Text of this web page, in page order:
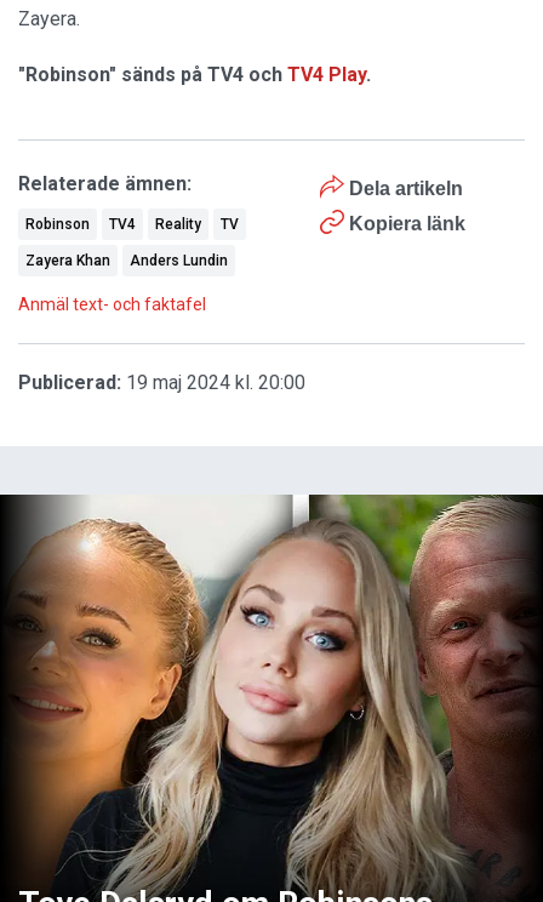
Zayera.
"Robinson" sänds på TV4 och TV4 Play.
Dela artikeln
Kopiera länk
Relaterade ämnen:
Robinson TV4 Reality TV
Zayera Khan Anders Lundin
Anmäl text- och faktafel
Publicerad: 19 maj 2024 kl. 20:00